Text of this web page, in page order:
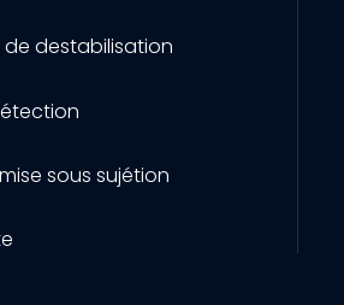
destabilisation
sous sujétion